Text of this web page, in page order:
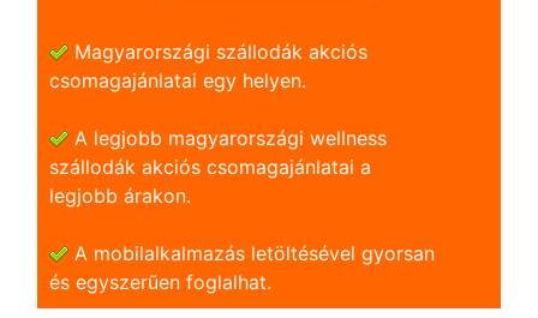
Magyarországi szállodák akciós
csomagajánlatai egy helyen.
A legjobb magyarországi wellness
szállodák akciós csomagajánlatai a
legjobb árakon.
A mobilalkalmazás letöltésével gyorsan
és egyszerũen foglalhat.